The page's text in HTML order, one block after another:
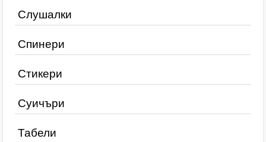
Слушалки
Спинери
Стикери
Суичъри
Табели